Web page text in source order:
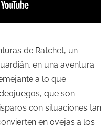
de Ratchet, un
en una aventura
a lo que
que son
con situaciones tan
en ovejas a los